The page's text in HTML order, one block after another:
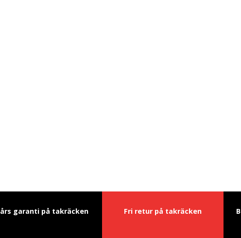
garanti på takräcken Fri retur på takräcken